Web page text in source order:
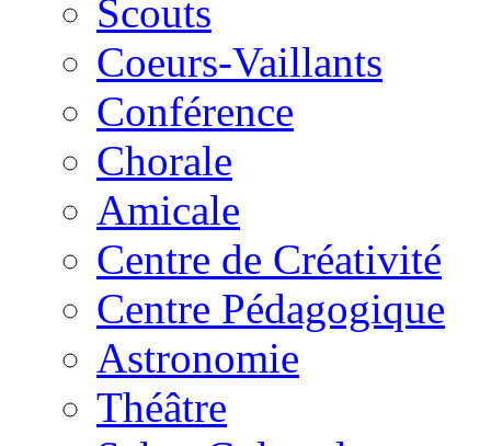
Scouts
Coeurs-Vaillants
Conférence
Chorale
Amicale
Centre de Créativité
Centre Pédagogique
Astronomie
Théâtre